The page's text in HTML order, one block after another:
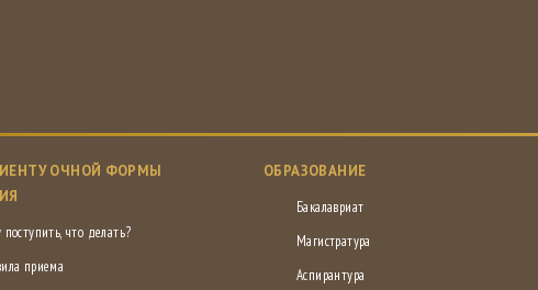
ОЧНОЙ ФОРМЫ
что делать?
приема
ОБРАЗОВАНИЕ
Бакалавриат
Магистратура
Аспирантура